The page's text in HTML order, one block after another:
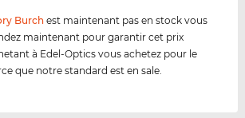
Burch est maintenant pas en stock vous
maintenant pour garantir cet prix
à Edel-Optics vous achetez pour le
que notre standard est en sale.